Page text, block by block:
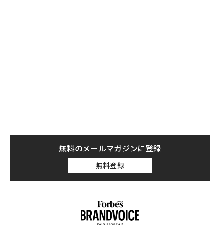
テック系ネットメディアの「The Information」は、返
品はコロナ禍の間に激増し、電子商取引（EC）業界全般
でコストのかさむ問題になっていると指摘している。
無料のメールマガジンに登録
無料登録